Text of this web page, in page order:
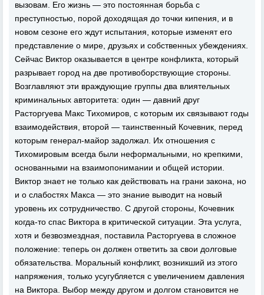
вызовам. Его жизнь — это постоянная борьба с
преступностью, порой доходящая до точки кипения, и в
новом сезоне его ждут испытания, которые изменят его
представление о мире, друзьях и собственных убеждениях.
Сейчас Виктор оказывается в центре конфликта, который
разрывает город на две противоборствующие стороны.
Возглавляют эти враждующие группы два влиятельных
криминальных авторитета: один — давний друг
Расторгуева Макс Тихомиров, с которым их связывают годы
взаимодействия, второй — таинственный Кочевник, перед
которым генерал-майор задолжал. Их отношения с
Тихомировым всегда были неформальными, но крепкими,
основанными на взаимопонимании и общей истории.
Виктор знает не только как действовать на грани закона, но
и о слабостях Maкca — это знание выводит на новый
уровень их сотрудничество. С другой стороны, Кочевник
когда-то спас Виктора в критической ситуации. Эта услуга,
хотя и безвозмездная, поставила Расторгуева в сложное
положение: теперь он должен ответить за свои долговые
обязательства. Моральный конфликт, возникший из этого
напряжения, только усугубляется с увеличением давления
на Виктора. Выбор между другом и долгом становится не